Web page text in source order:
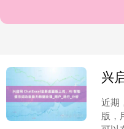
近期
版，